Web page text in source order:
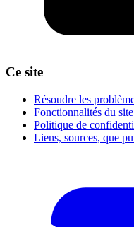
Ce site
Résoudre les
Fonctionnalités du site
Politique de
Liens, sources, que